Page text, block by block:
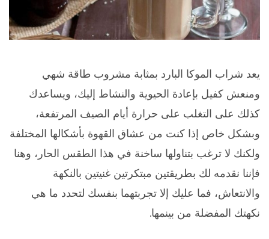
يعد شراب الموكا البارد بمثابة مشروب طاقة شهي
ومنعش كفيل بإعادة الحيوية والنشاط إليك، ويساعدك
كذلك على التغلب على حرارة أيام الصيف المرتفعة،
وبشكل خاص إذا كنت من عشاق القهوة بأشكالها المختلفة
ولكنك لا ترغب بتناولها ساخنة في هذا الطقس الحار، وهنا
فإننا نقدمه لك بطريقتين مبتكرتين غنيتين بالنكهة
والانتعاش، فما عليك إلا تجربتهما بنفسك لتحدد ما هي
نكهتك المفضلة من بينمها.